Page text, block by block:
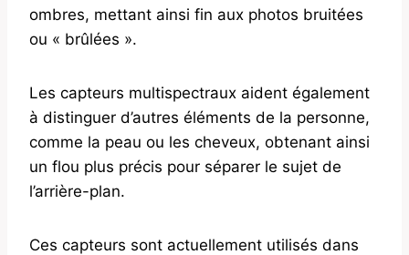
ombres, mettant ainsi fin aux photos bruitées
ou « brûlées ».
Les capteurs multispectraux aident également
à distinguer d’autres éléments de la personne,
comme la peau ou les cheveux, obtenant ainsi
un flou plus précis pour séparer le sujet de
l’arrière-plan.
Ces capteurs sont actuellement utilisés dans